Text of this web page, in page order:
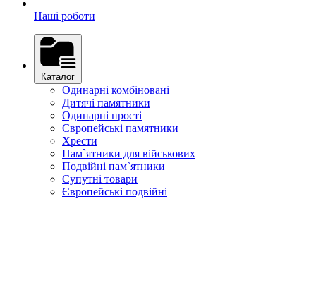
Наші роботи
Каталог
Одинарні комбіновані
Дитячі памятники
Одинарні прості
Європейські памятники
Хрести
Пам`ятники для військових
Подвійні пам`ятники
Супутні товари
Європейські подвійні